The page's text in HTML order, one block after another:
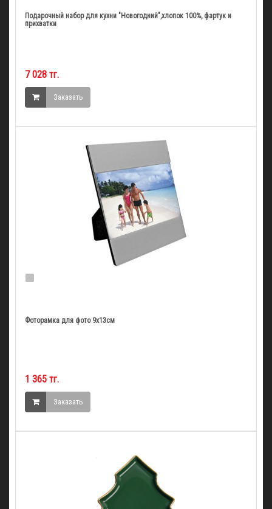
Подарочный набор для кухни "Новогодний",хлопок 100%, фартук и
прихватки
7 028 тг.
Заказать
Фоторамка для фото 9х13см
1 365 тг.
Заказать